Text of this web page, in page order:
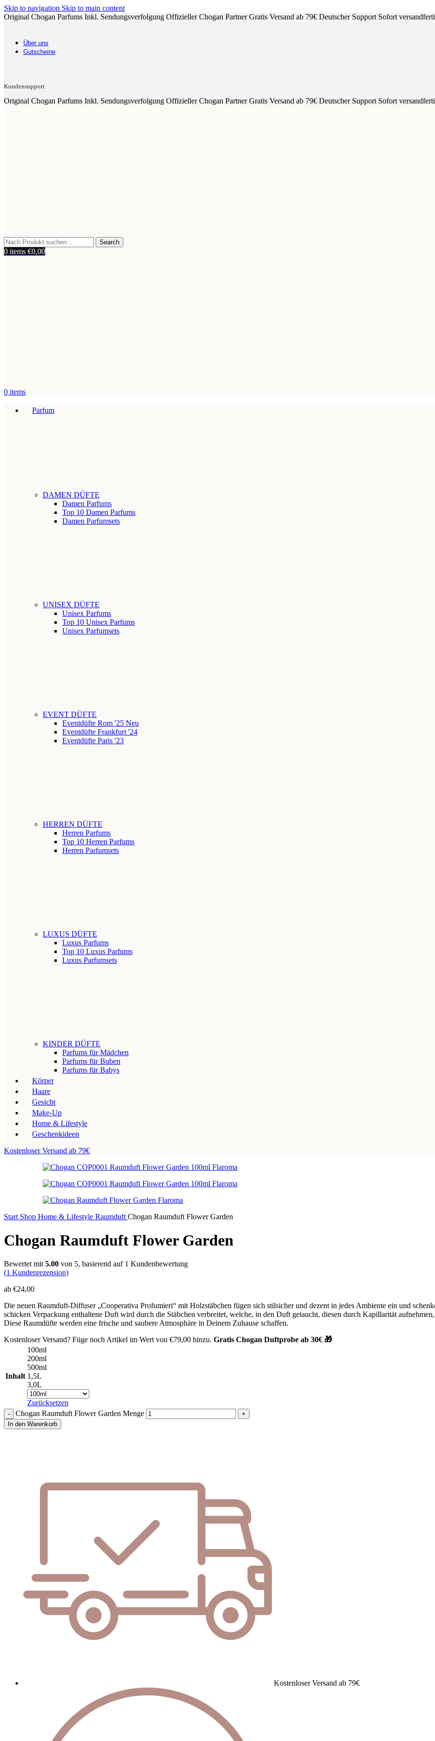
Skip to navigation Skip to main content
Original Chogan Parfums Inkl. Sendungsverfolgung Offizieller Chogan PartnerGratis Versand ab 79€ Deutscher Support Sofort
Über uns
Gutscheine
Kundensupport
Original Chogan Parfums Inkl. Sendungsverfolgung Offizieller Chogan PartnerGratis Versand ab 79€ Deutscher Support Sofort
Search
0 items €0,00
0 items
Parfum
DAMEN DÜFTE
Damen Parfums
Top 10 Damen Parfums
Damen Parfumsets
UNISEX DÜFTE
Unisex Parfums
Top 10 Unisex Parfums
Unisex Parfumsets
EVENT DÜFTE
Eventdüfte Rom '25 Neu
Eventdüfte Frankfurt '24
Eventdüfte Paris '23
HERREN DÜFTE
Herren Parfums
Top 10 Herren Parfums
Herren Parfumsets
LUXUS DÜFTE
Luxus Parfums
Top 10 Luxus Parfums
Luxus Parfumsets
KINDER DÜFTE
Parfums für Mädchen
Parfums für Buben
Parfums für Babys
Körper
Haare
Gesicht
Make-Up
Home & Lifestyle
Geschenkideen
Kostenloser Versand ab 79€
Start Shop Home & Lifestyle Raumduft Chogan Raumduft Flower Garden
Chogan Raumduft Flower Garden
Bewertet mit 5.00 von 5, basierend auf 1 Kundenbewertung
(1 Kundenrezension)
ab €24,00
Die neuen Raumduft-Diffuser „Cooperativa Profumieri“ mit Holzstäbchen fügen sich stilsicher und dezent in jedes Ambiente ein und
schicken Verpackung enthaltene Duft wird durch die Stäbchen verbreitet, welche, in den Duft getaucht, diesen durch Kapillarität
Diese Raumdüfte werden eine frische und saubere Atmosphäre in Deinem Zuhause schaffen.
Kostenloser Versand? Füge noch Artikel im Wert von €79,00 hinzu. Gratis Chogan Duftprobe ab 30€ 🎁
Inhalt
100ml
200ml
500ml
1,5L
3,0L
Zurücksetzen
Chogan Raumduft Flower Garden Menge
In den Warenkorb
Kostenloser Versand ab 79€